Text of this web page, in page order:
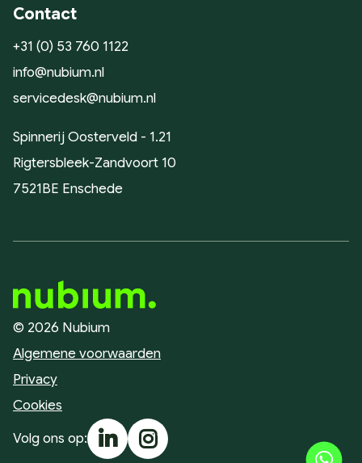
Contact
+31 (0) 53 760 1122
info@nubium.nl
servicedesk@nubium.nl
Spinnerij Oosterveld - 1.21
Rigtersbleek-Zandvoort 10
7521BE Enschede
© 2026 Nubium
Algemene voorwaarden
Privacy
Cookies
Volg ons op: